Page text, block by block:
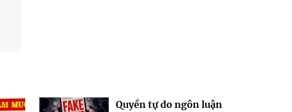
Quyền tự do ngôn luận